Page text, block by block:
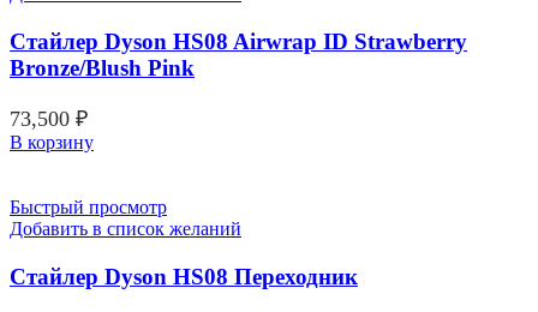
Стайлер Dyson HS08 Airwrap ID Strawberry
Bronze/Blush Pink
73,500 ₽
В корзину
Быстрый просмотр
Добавить в список желаний
Стайлер Dyson HS08 Переходник